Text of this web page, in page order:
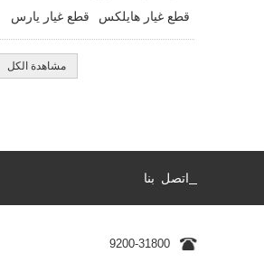
قطع غيار هايلكس قطع غيار يارس
مشاهدة الكل
اتصل بنا
9200-31800